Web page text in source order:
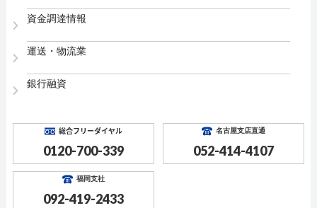
資金調達情報
運送・物流業
銀行融資
総合フリーダイヤル
0120-700-339
名古屋支店直通
052-414-4107
福岡支社
092-419-2433